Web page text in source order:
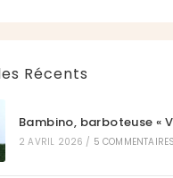
onglet
Récents
Bambino, barboteuse «
2 AVRIL 2026 / 5 COMMENTAIRES